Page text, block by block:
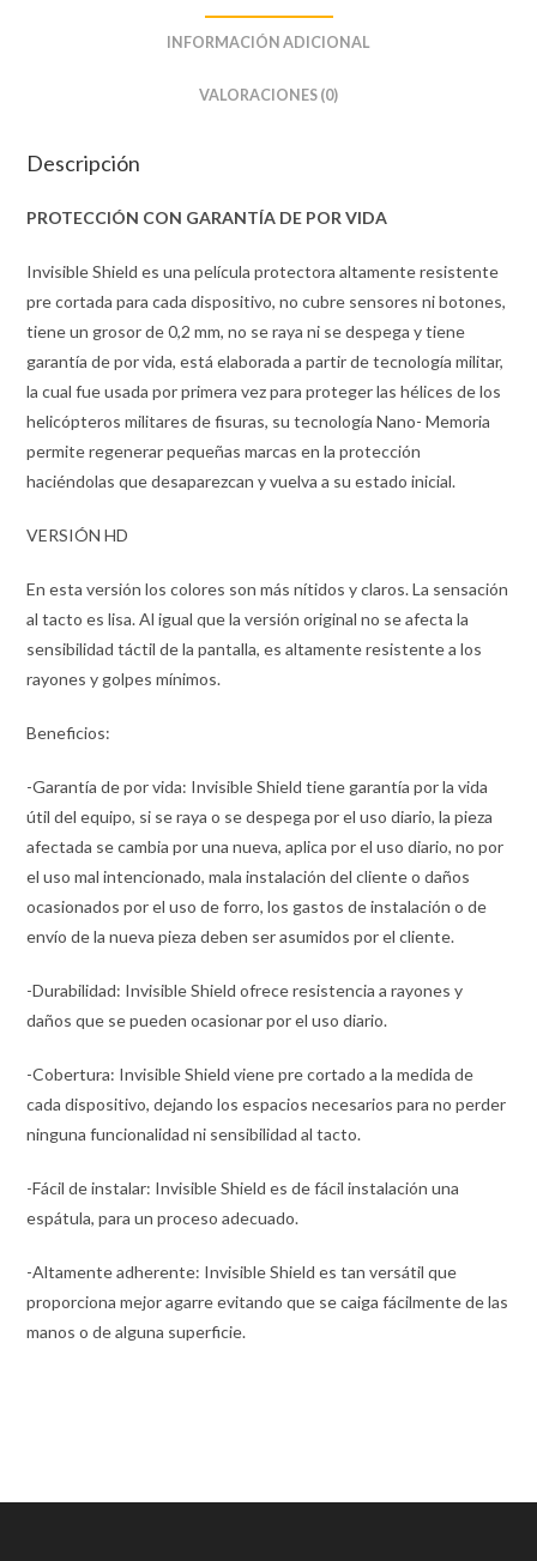
INFORMACIÓN ADICIONAL
VALORACIONES (0)
Descripción
PROTECCIÓN CON GARANTÍA DE POR VIDA
Invisible Shield es una película protectora altamente resistente
pre cortada para cada dispositivo, no cubre sensores ni botones,
tiene un grosor de 0,2 mm, no se raya ni se despega y tiene
garantía de por vida, está elaborada a partir de tecnología militar,
la cual fue usada por primera vez para proteger las hélices de los
helicópteros militares de fisuras, su tecnología Nano- Memoria
permite regenerar pequeñas marcas en la protección
haciéndolas que desaparezcan y vuelva a su estado inicial.
VERSIÓN HD
En esta versión los colores son más nítidos y claros. La sensación
al tacto es lisa. Al igual que la versión original no se afecta la
sensibilidad táctil de la pantalla, es altamente resistente a los
rayones y golpes mínimos.
Beneficios:
-Garantía de por vida: Invisible Shield tiene garantía por la vida
útil del equipo, si se raya o se despega por el uso diario, la pieza
afectada se cambia por una nueva, aplica por el uso diario, no por
el uso mal intencionado, mala instalación del cliente o daños
ocasionados por el uso de forro, los gastos de instalación o de
envío de la nueva pieza deben ser asumidos por el cliente.
-Durabilidad: Invisible Shield ofrece resistencia a rayones y
daños que se pueden ocasionar por el uso diario.
-Cobertura: Invisible Shield viene pre cortado a la medida de
cada dispositivo, dejando los espacios necesarios para no perder
ninguna funcionalidad ni sensibilidad al tacto.
-Fácil de instalar: Invisible Shield es de fácil instalación una
espátula, para un proceso adecuado.
-Altamente adherente: Invisible Shield es tan versátil que
proporciona mejor agarre evitando que se caiga fácilmente de las
manos o de alguna superficie.